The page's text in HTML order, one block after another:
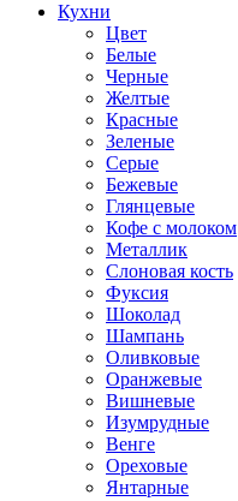
Кухни
Цвет
Белые
Черные
Желтые
Красные
Зеленые
Серые
Бежевые
Глянцевые
Кофе с молоком
Металлик
Слоновая кость
Фуксия
Шоколад
Шампань
Оливковые
Оранжевые
Вишневые
Изумрудные
Венге
Ореховые
Янтарные